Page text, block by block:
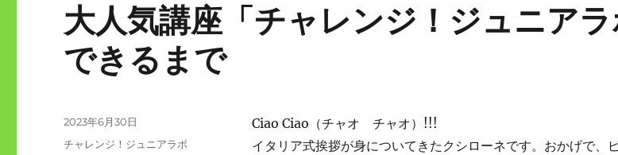
大人気講座「チャレンジ！ジュニア
できるまで
Ciao Ciao（チャオ チャオ）!!!
イタリア式挨拶が身についてきたクシローネです。おかげで、
投
2023年6月30日
カ
チャレンジ！ジュニアラボ